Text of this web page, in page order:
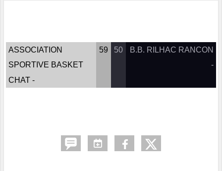
ASSOCIATION
SPORTIVE BASKET
CHAT -
59 50
B.B. RILHAC RANCON
-